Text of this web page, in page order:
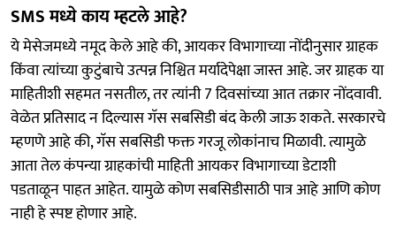
SMS मध्ये काय म्हटले आहे?
ये मेसेजमध्ये नमूद केले आहे की, आयकर विभागाच्या नोंदीनुसार ग्राहक
किंवा त्यांच्या कुटुंबाचे उत्पन्न निश्चित मर्यादेपेक्षा जास्त आहे. जर ग्राहक या
माहितीशी सहमत नसतील, तर त्यांनी 7 दिवसांच्या आत तक्रार नोंदवावी.
वेळेत प्रतिसाद न दिल्यास गॅस सबसिडी बंद केली जाऊ शकते. सरकारचे
म्हणणे आहे की, गॅस सबसिडी फक्त गरजू लोकांनाच मिळावी. त्यामुळे
आता तेल कंपन्या ग्राहकांची माहिती आयकर विभागाच्या डेटाशी
पडताळून पाहत आहेत. यामुळे कोण सबसिडीसाठी पात्र आहे आणि कोण
नाही हे स्पष्ट होणार आहे.